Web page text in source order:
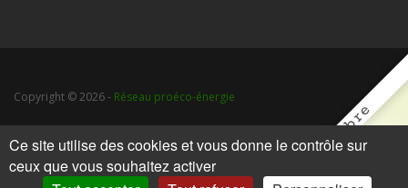
Copyright © 2026 - Réseau proéco-énergie
Accueil Mentions légales Contact
Gestion des cookies
Communauté Web
Ce site utilise des cookies et vous donne le contrôle sur
ceux que vous souhaitez activer